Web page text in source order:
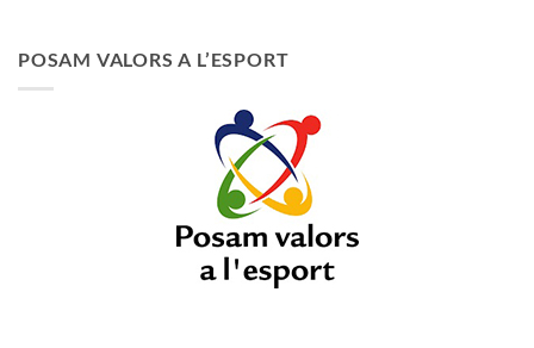
POSAM VALORS A L’ESPORT